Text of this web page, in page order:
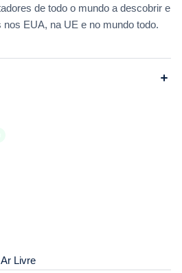
de todo o mundo a descobrir e
EUA, na UE e no mundo todo.
Livre